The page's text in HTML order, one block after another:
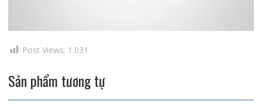
Post Views: 1.031
Sản phẩm tương tự